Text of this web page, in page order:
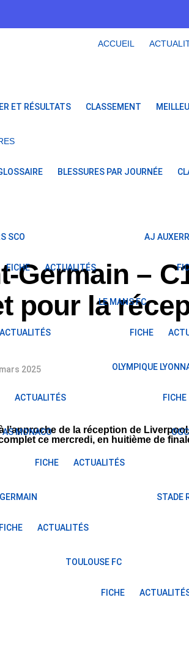
ACCUEIL
ET RÉSULTATS CLASSEMENT
BLESSURES PAR JOURNÉE
SCO
FICHE ACTUALITÉS
AJ
ACTUALITÉS
LE MANS FC
FICHE
ACTUALITÉS
OLYMPIQUE
FICHE
AS MONACO
FICHE ACTUALITÉS
FICHE ACTUALITÉS
STADE
TOULOUSE FC
FICHE
Germain –
pour la
2025
l’approche de la réception de
ce mercredi, en huitième de